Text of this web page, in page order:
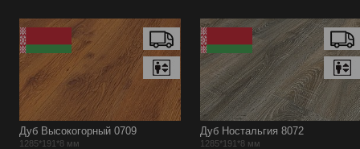
Дуб Высокогорный 0709
1285*191*8 мм
Дуб Ностальгия 8072
1285*191*8 мм